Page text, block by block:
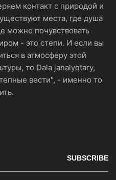
контакт с природой и
места, где душа
можно почувствовать
- это степи. И если вы
в атмосферу этой
то Dala janalyqtary,
вести", - именно то
SUBSCRIBE